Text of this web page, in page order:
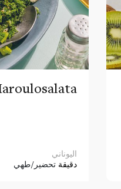
اليوناني
دقيقة تحضير/طهي